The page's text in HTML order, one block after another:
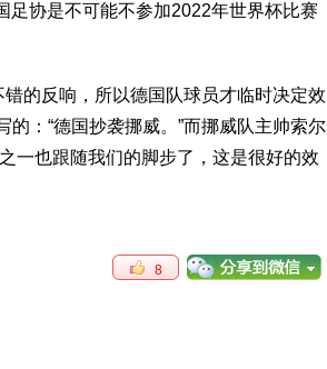
足协是不可能不参加2022年世界杯比赛
的反响，所以德国队球员才临时决定效
：“德国抄袭挪威。”而挪威队主帅索尔
一也跟随我们的脚步了，这是很好的效
8